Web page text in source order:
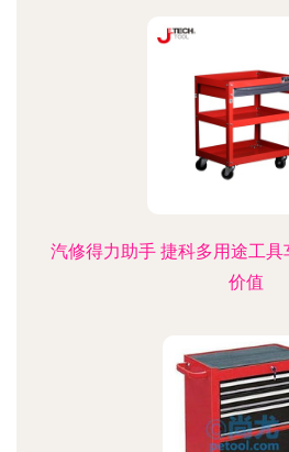
汽修得力助手 捷科多用途工
价值